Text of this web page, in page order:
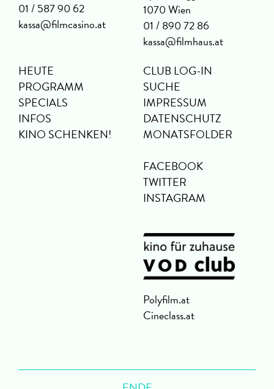
01 / 587 90 62
kassa@filmcasino.at
1070 Wien
01 / 890 72 86
kassa@filmhaus.at
HEUTE
PROGRAMM
SPECIALS
INFOS
KINO SCHENKEN!
CLUB LOG-IN
SUCHE
IMPRESSUM
DATENSCHUTZ
MONATSFOLDER
FACEBOOK
TWITTER
INSTAGRAM
Polyfilm.at
Cineclass.at